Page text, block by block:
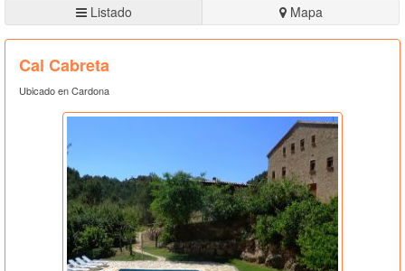
Listado Mapa
Cal Cabreta
Ubicado en Cardona